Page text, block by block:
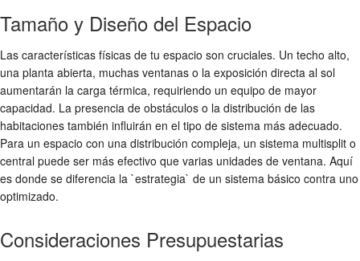
Tamaño y Diseño del Espacio
Las características físicas de tu espacio son cruciales. Un techo alto,
una planta abierta, muchas ventanas o la exposición directa al sol
aumentarán la carga térmica, requiriendo un equipo de mayor
capacidad. La presencia de obstáculos o la distribución de las
habitaciones también influirán en el tipo de sistema más adecuado.
Para un espacio con una distribución compleja, un sistema multisplit o
central puede ser más efectivo que varias unidades de ventana. Aquí
es donde se diferencia la `estrategia` de un sistema básico contra uno
optimizado.
Consideraciones Presupuestarias